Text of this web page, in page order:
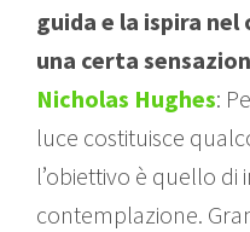
guida e la ispira
una certa
Nicholas Hughes:
luce costituisce
l’obiettivo è quello di
contemplazione.